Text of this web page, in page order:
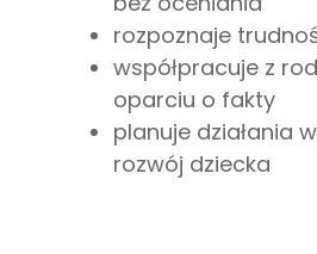
rozpoznaje
współpracuje z
oparciu o fakty
planuje działania
rozwój dziecka